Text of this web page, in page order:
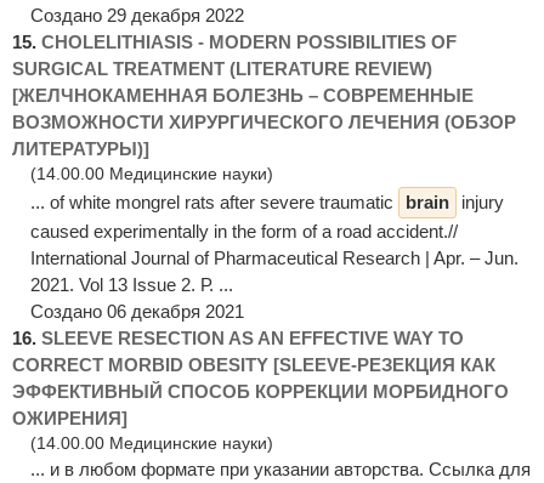
Создано 29 декабря 2022
15. CHOLELITHIASIS - MODERN POSSIBILITIES OF
SURGICAL TREATMENT (LITERATURE REVIEW)
[ЖЕЛЧНОКАМЕННАЯ БОЛЕЗНЬ – СОВРЕМЕННЫЕ
ВОЗМОЖНОСТИ ХИРУРГИЧЕСКОГО ЛЕЧЕНИЯ (ОБЗОР
ЛИТЕРАТУРЫ)]
(14.00.00 Медицинские науки)
... of white mongrel rats after severe traumatic brain
injury
caused experimentally in the form of a road accident.//
International Journal of Pharmaceutical Research | Apr. – Jun.
2021. Vol 13 Issue 2. Р. ...
Создано 06 декабря 2021
16. SLEEVE RESECTION AS AN EFFECTIVE WAY TO
CORRECT MORBID OBESITY [SLEEVE-РЕЗЕКЦИЯ КАК
ЭФФЕКТИВНЫЙ СПОСОБ КОРРЕКЦИИ МОРБИДНОГО
ОЖИРЕНИЯ]
(14.00.00 Медицинские науки)
... и в любом формате при указании авторства. Ссылка для